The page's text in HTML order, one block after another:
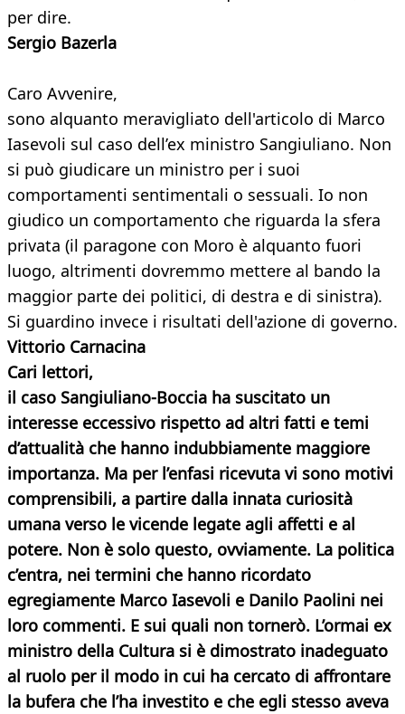
per dire.
Sergio Bazerla
Caro Avvenire,
sono alquanto meravigliato dell'articolo di Marco
Iasevoli sul caso dell’ex ministro Sangiuliano. Non
si può giudicare un ministro per i suoi
comportamenti sentimentali o sessuali. Io non
giudico un comportamento che riguarda la sfera
privata (il paragone con Moro è alquanto fuori
luogo, altrimenti dovremmo mettere al bando la
maggior parte dei politici, di destra e di sinistra).
Si guardino invece i risultati dell'azione di governo.
Vittorio Carnacina
Cari lettori,
il caso Sangiuliano-Boccia ha suscitato un
interesse eccessivo rispetto ad altri fatti e temi
d’attualità che hanno indubbiamente maggiore
importanza. Ma per l’enfasi ricevuta vi sono motivi
comprensibili, a partire dalla innata curiosità
umana verso le vicende legate agli affetti e al
potere. Non è solo questo, ovviamente. La politica
c’entra, nei termini che hanno ricordato
egregiamente Marco Iasevoli e Danilo Paolini nei
loro commenti. E sui quali non tornerò. L’ormai ex
ministro della Cultura si è dimostrato inadeguato
al ruolo per il modo in cui ha cercato di affrontare
la bufera che l’ha investito e che egli stesso aveva